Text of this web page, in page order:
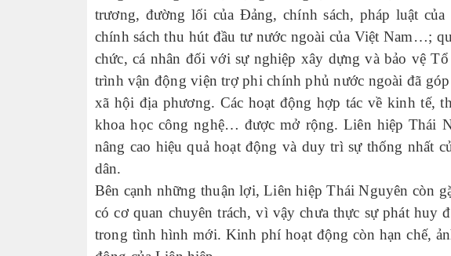
trương, đường lối của Đảng, chính sách, pháp luật
chính sách thu hút đầu tư nước ngoài của Việt Nam…;
chức, cá nhân đối với sự nghiệp xây dựng và bảo vệ
trình vận động viện trợ phi chính phủ nước ngoài đã
xã hội địa phương. Các hoạt động hợp tác về kinh tế,
khoa học công nghệ… được mở rộng. Liên hiệp Thái
nâng cao hiệu quả hoạt động và duy trì sự thống nhất
dân.
Bên cạnh những thuận lợi, Liên hiệp Thái Nguyên còn
có cơ quan chuyên trách, vì vậy chưa thực sự phát huy
trong tình hình mới. Kinh phí hoạt động còn hạn chế,